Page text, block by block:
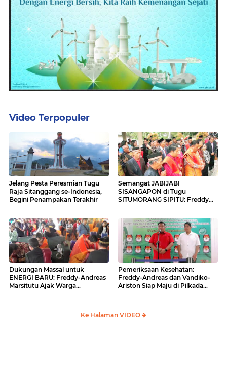
Video Terpopuler
Jelang Pesta Peresmian Tugu
Raja Sitanggang se-Indonesia,
Begini Penampakan Terakhir
Semangat JABIJABI
SISANGAPON di Tugu
SITUMORANG SIPITU: Freddy
Dukungan Massal untuk
ENERGI BARU: Freddy-Andreas
Marsitutu Ajak Warga
Pemeriksaan Kesehatan:
Freddy-Andreas dan Vandiko-
Ariston Siap Maju di Pilkada
Ke Halaman VIDEO